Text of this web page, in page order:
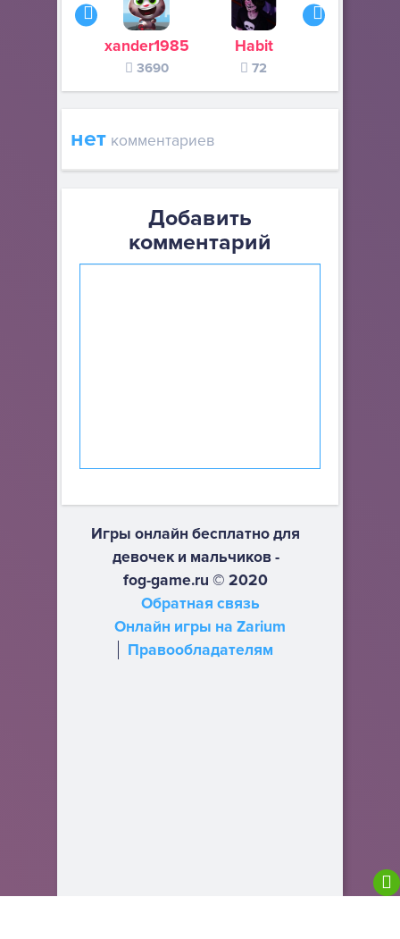
xander1985
3690
Habit
72
нет комментариев
Добавить
комментарий
Игры онлайн бесплатно для
девочек и мальчиков -
fog-game.ru © 2020
Обратная связь
Онлайн игры на Zarium
Правообладателям